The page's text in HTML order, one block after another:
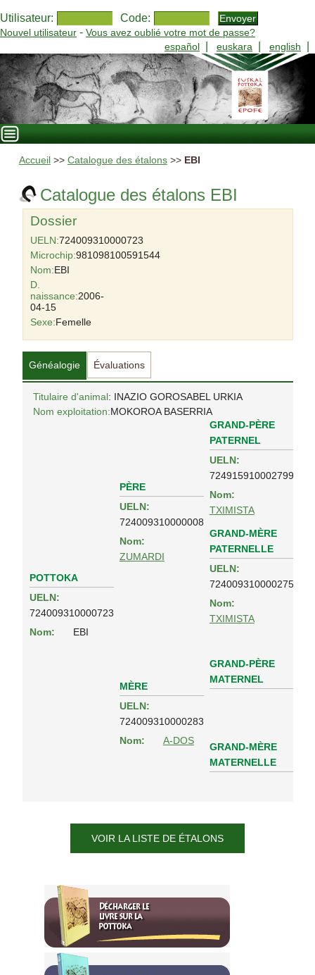
Utilisateur: Code:
Nouvel utilisateur - Vous avez oublié votre mot de passe?
español
euskara english
Accueil >> Catalogue des étalons>> EBI
Catalogue des étalons EBI
Dossier
UELN:724009310000723
Microchip:981098100591544
Nom:EBI
D.
naissance:2006-
04-15
Sexe:Femelle
Généalogie Évaluations
Titulaire d'animal: INAZIO GOROSABEL URKIA
Nom exploitation:MOKOROA BASERRIA
POTTOKA
UELN:
724009310000723
Nom:
EBI
PÈRE
UELN:
724009310000008
Nom:
ZUMARDI
GRAND-PÈRE
PATERNEL
UELN:
724915910002799
Nom:
TXIMISTA
GRAND-MÈRE
PATERNELLE
UELN:
724009310000275
Nom:
TXIMISTA
MÈRE
UELN:
724009310000283
Nom:
A-DOS
GRAND-PÈRE
MATERNEL
GRAND-MÈRE
MATERNELLE
VOIR LA LISTE DE ÉTALONS